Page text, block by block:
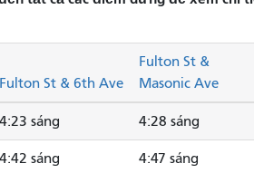
Fulton St & 6th Ave
Fulton St &
Masonic Ave
4:23 sáng 4:28 sáng
4:42 sáng 4:47 sáng